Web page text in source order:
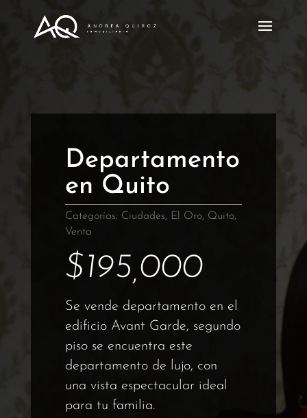
Departamento
en Quito
Categorías: Ciudades, El Oro, Quito,
Venta
$195,000
Se vende departamento en el
edificio Avant Garde, segundo
piso se encuentra este
departamento de lujo, con
una vista espectacular ideal
para tu familia.